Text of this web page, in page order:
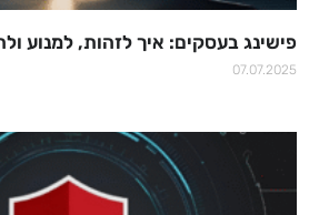
פישינג בעסקים: איך לזהות, למנוע
07.07.2025